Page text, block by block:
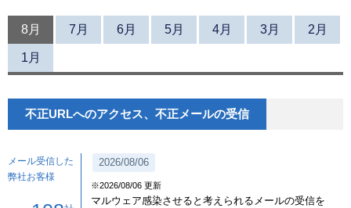
8月 7月 6月 5月 4月 3月 2月
1月
不正URLへのアクセス、不正メールの受信
メール受信した
弊社お客様
2026/08/06
※2026/08/06 更新
マルウェア感染させると考えられるメールの受信を